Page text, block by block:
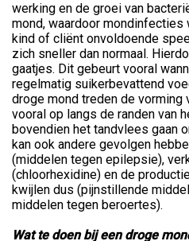
werking en de groei van
mond, waardoor mondinfecties
kind of cliënt onvoldoende
zich sneller dan normaal.
gaatjes. Dit gebeurt vooral
regelmatig suikerbevattend
droge mond treden de vorming
vooral op langs de randen van
bovendien het tandvlees gaan
kan ook andere gevolgen
(middelen tegen epilepsie),
(chloorhexidine) en de
kwijlen dus (pijnstillende
middelen tegen beroertes).
Wat te doen bij een droge